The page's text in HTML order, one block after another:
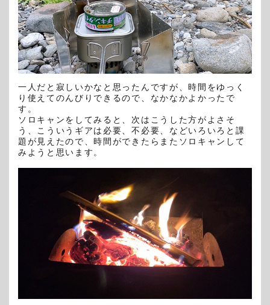
一人だと寂しいかなと思ったんですが、時間をゆっく
り使えてのんびりできるので、なかなかよかったで
す。
ソロキャンをしてみると、次はこうした方がよさそ
う、こういうギアは必要、不必要、などいろいろと課
題が見えたので、時間ができたらまたソロキャンして
みようと思います。